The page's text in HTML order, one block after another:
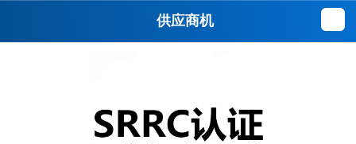
供应商机